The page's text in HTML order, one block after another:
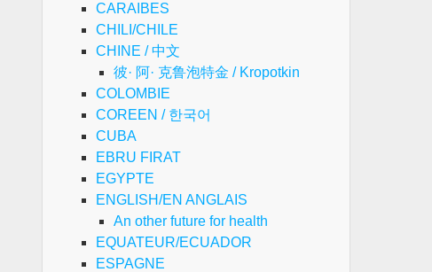
CARAIBES
CHILI/CHILE
CHINE / 中文
彼· 阿· 克鲁泡特金 / Kropotkin
COLOMBIE
COREEN / 한국어
CUBA
EBRU FIRAT
EGYPTE
ENGLISH/EN ANGLAIS
An other future for health
EQUATEUR/ECUADOR
ESPAGNE